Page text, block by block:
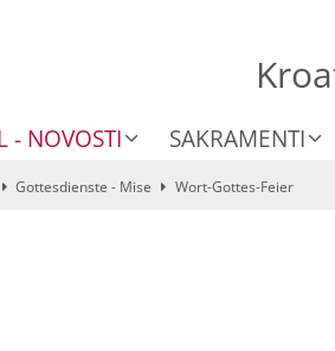
- NOVOSTI SAKRAMENTI
Gottesdienste - Mise Wort-Gottes-Feier